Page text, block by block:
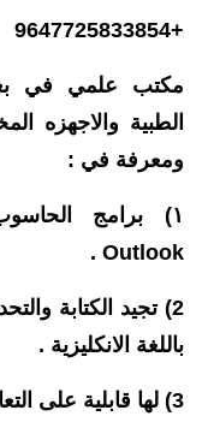
+9647725833854
مكتب علمي في
الطبية والاجهزه
ومعرفة في :
Outlook .
2) تجيد الكتابة
باللغة الانكليزية .
3) لها قابلية على التعامل مع مهام متعدده .